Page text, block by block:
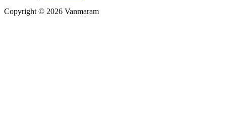
Copyright © 2026 Vanmaram